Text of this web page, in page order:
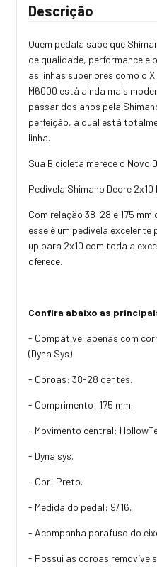
Descrição
Quem pedala sabe que
de qualidade, performance e
as linhas superiores como o
M6000 está ainda mais
passar dos anos pela
perfeição, a qual está
linha.
Sua Bicicleta merece o Novo
Pedivela Shimano Deore 2x10
Com relação 38-28 e 175
esse é um pedivela
up para 2x10 com toda a
oferece.
Confira abaixo as
- Compatível apenas com
(Dyna Sys)
- Coroas: 38-28 dentes.
- Comprimento: 175 mm.
- Movimento central:
- Dyna sys.
- Cor: Preto.
- Medida do pedal: 9/16.
- Acompanha parafuso do
- Possui as coroas